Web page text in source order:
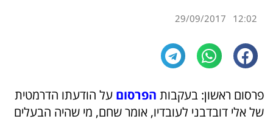
12:02
29/09/2017
פרסום ראשון: בעקבות הפרסום על הודעתו הדרמטית
של אלי דובדבני לעובדיו, אומר שחם, מי שהיה הבעלים